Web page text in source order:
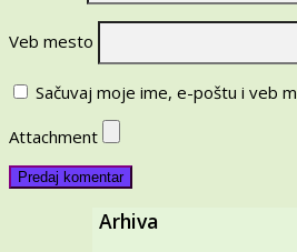
Veb mesto
Sačuvaj moje ime, e-poštu i veb
Attachment
Arhiva